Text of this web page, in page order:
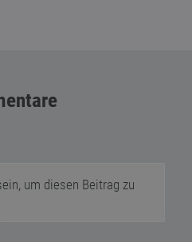
um diesen Beitrag zu